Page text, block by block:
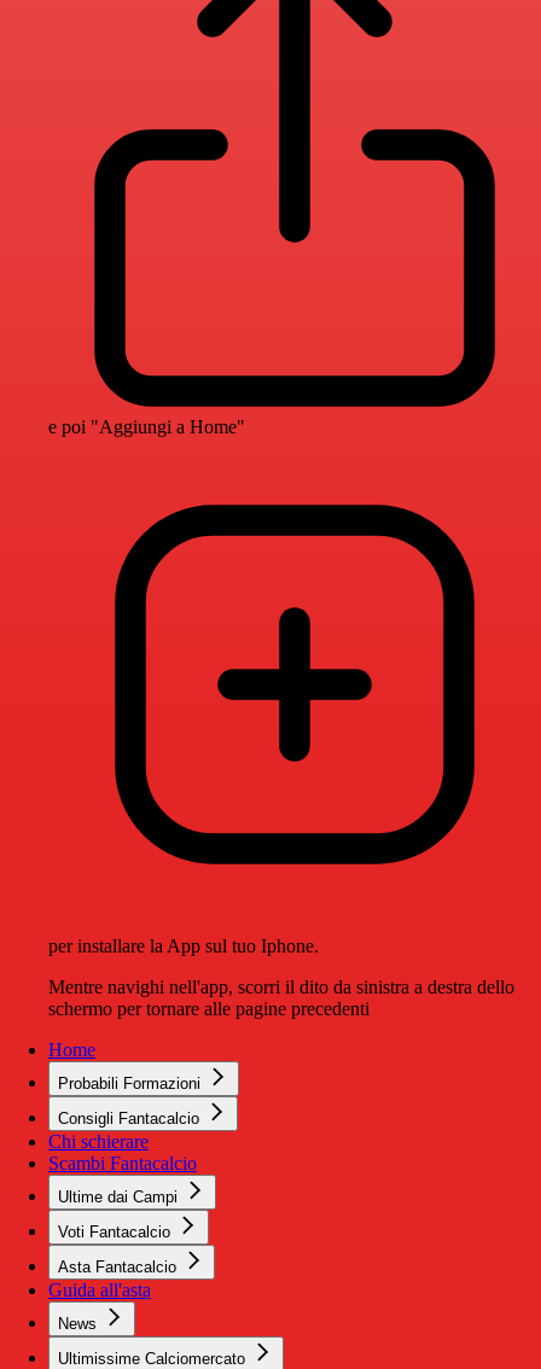
e poi "Aggiungi a Home"
per installare la App sul tuo Iphone.
Mentre navighi nell'app, scorri il dito da sinistra a destra dello
schermo per tornare alle pagine precedenti
Home
Probabili Formazioni
Consigli Fantacalcio
Chi schierare
Scambi Fantacalcio
Ultime dai Campi
Voti Fantacalcio
Asta Fantacalcio
Guida all'asta
News
Ultimissime Calciomercato